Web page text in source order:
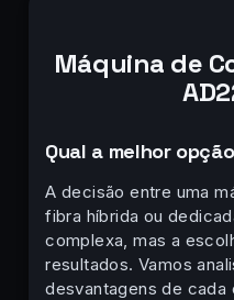
Máquina de
Qual a melhor
A decisão entre uma
fibra híbrida ou
complexa, mas a
resultados. Vamos
desvantagens de cada